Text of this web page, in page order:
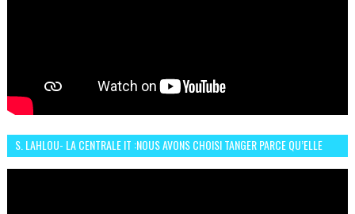
S. LAHLOU- LA CENTRALE IT :NOUS AVONS CHOISI TANGER PARCE QU’ELLE